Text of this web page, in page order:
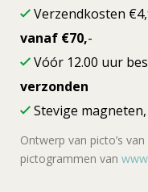
Verzendkosten
vanaf €70,-
Vóór 12.00 uur
verzonden
Stevige magneten,
Ontwerp van picto’s
pictogrammen van